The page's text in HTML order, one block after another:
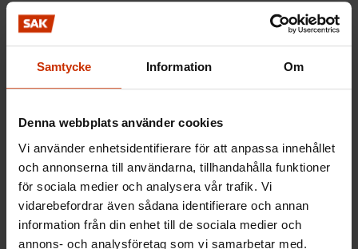
Samtycke Information Om
Denna webbplats använder cookies
Vi använder enhetsidentifierare för att anpassa innehållet
och annonserna till användarna, tillhandahålla funktioner
för sociala medier och analysera vår trafik. Vi
vidarebefordrar även sådana identifierare och annan
information från din enhet till de sociala medier och
annons- och analysföretag som vi samarbetar med.
förtroendevalda på arbetsplatserna (på finska)
Se en inspelning från ett seminarium som FFC
samarbetsombudsmannens roll (på finska)
MER FRÅN RELATERADE ÄMNEN:
FÖRTROENDEMÄN SAMARBETE